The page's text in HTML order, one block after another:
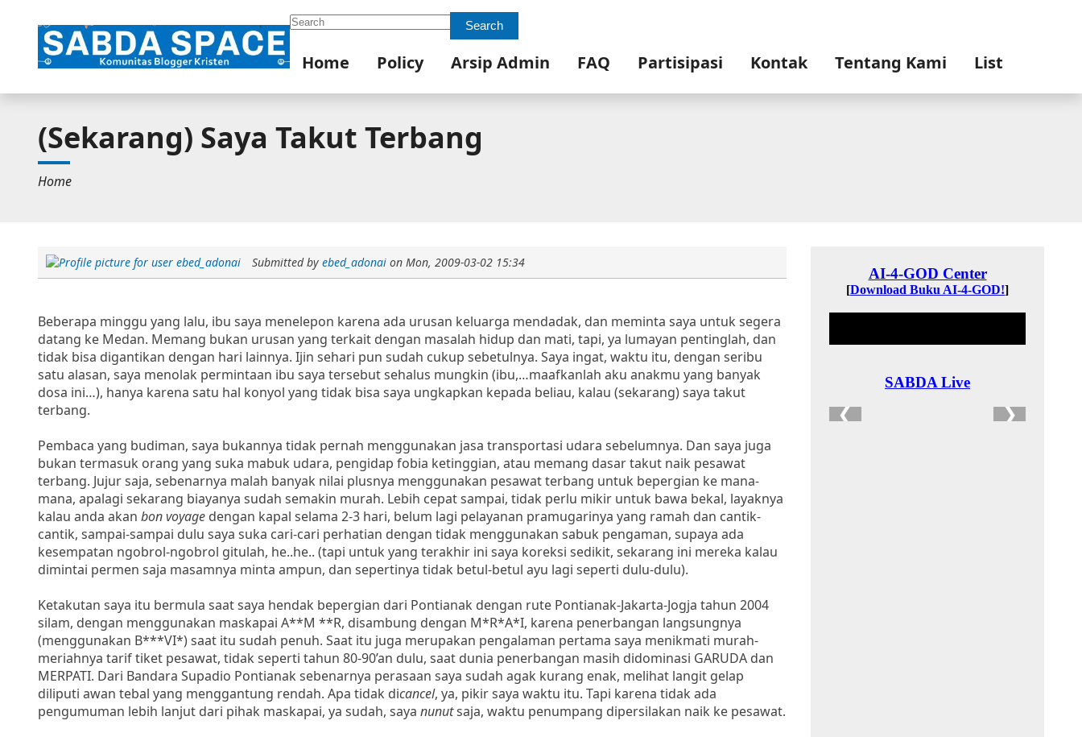
Search Search
Home Policy Arsip Admin FAQ Partisipasi Kontak Tentang Kami List
(Sekarang) Saya Takut Terbang
Home
Submitted by ebed_adonai on Mon, 2009-03-02 15:34
Beberapa minggu yang lalu, ibu saya menelepon karena ada urusan keluarga mendadak, dan meminta saya untuk segera
datang ke Medan. Memang bukan urusan yang terkait dengan masalah hidup dan mati, tapi, ya lumayan pentinglah, dan
tidak bisa digantikan dengan hari lainnya. Ijin sehari pun sudah cukup sebetulnya. Saya ingat, waktu itu, dengan seribu
satu alasan, saya menolak permintaan ibu saya tersebut sehalus mungkin (ibu,…maafkanlah aku anakmu yang banyak
dosa ini…), hanya karena satu hal konyol yang tidak bisa saya ungkapkan kepada beliau, kalau (sekarang) saya takut
terbang.
Pembaca yang budiman, saya bukannya tidak pernah menggunakan jasa transportasi udara sebelumnya. Dan saya juga
bukan termasuk orang yang suka mabuk udara, pengidap fobia ketinggian, atau memang dasar takut naik pesawat
terbang. Jujur saja, sebenarnya malah banyak nilai plusnya menggunakan pesawat terbang untuk bepergian ke mana-
mana, apalagi sekarang biayanya sudah semakin murah. Lebih cepat sampai, tidak perlu mikir untuk bawa bekal, layaknya
kalau anda akan bon voyage dengan kapal selama 2-3 hari, belum lagi pelayanan pramugarinya yang ramah dan cantik-
cantik, sampai-sampai dulu saya suka cari-cari perhatian dengan tidak menggunakan sabuk pengaman, supaya ada
kesempatan ngobrol-ngobrol gitulah, he..he.. (tapi untuk yang terakhir ini saya koreksi sedikit, sekarang ini mereka kalau
dimintai permen saja masamnya minta ampun, dan sepertinya tidak betul-betul ayu lagi seperti dulu-dulu).
Ketakutan saya itu bermula saat saya hendak bepergian dari Pontianak dengan rute Pontianak-Jakarta-Jogja tahun 2004
silam, dengan menggunakan maskapai A**M **R, disambung dengan M*R*A*I, karena penerbangan langsungnya
(menggunakan B***VI*) saat itu sudah penuh. Saat itu juga merupakan pengalaman pertama saya menikmati murah-
meriahnya tarif tiket pesawat, tidak seperti tahun 80-90’an dulu, saat dunia penerbangan masih didominasi GARUDA dan
MERPATI. Dari Bandara Supadio Pontianak sebenarnya perasaan saya sudah agak kurang enak, melihat langit gelap
diliputi awan tebal yang menggantung rendah. Apa tidak dicancel, ya, pikir saya waktu itu. Tapi karena tidak ada
pengumuman lebih lanjut dari pihak maskapai, ya sudah, saya nunutsaja, waktu penumpang dipersilakan naik ke pesawat.